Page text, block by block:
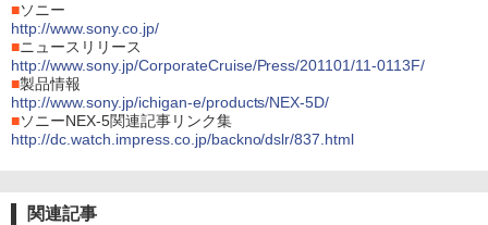
■ソニー
http://www.sony.co.jp/
■ニュースリリース
http://www.sony.jp/CorporateCruise/Press/201101/11-0113F/
■製品情報
http://www.sony.jp/ichigan-e/products/NEX-5D/
■ソニーNEX-5関連記事リンク集
http://dc.watch.impress.co.jp/backno/dslr/837.html
関連記事